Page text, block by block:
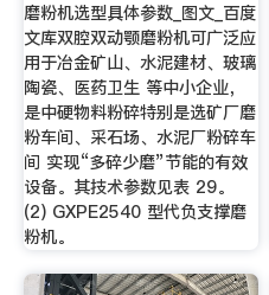
磨粉机选型具体参数_图文_百度
文库双腔双动颚磨粉机可广泛应
用于冶金矿山、水泥建材、玻璃
陶瓷、医药卫生 等中小企业，
是中硬物料粉碎特别是选矿厂磨
粉车间、采石场、水泥厂粉碎车
间 实现“多碎少磨”节能的有效
设备。其技术参数见表 29。
(2) GXPE2540 型代负支撑磨
粉机。